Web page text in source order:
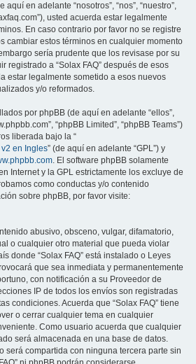
aquí en adelante “nosotros”, “nos”, “nuestro”,
usted acuerda estar legalmente
En caso contrario por favor no se registre
cambiar estos términos en cualquier momento
sería prudente que los revisase por su
registrado a “Solax FAQ” después de esos
estar legalmente sometido a esos nuevos
y/o reformados.
por phpBB (de aquí en adelante “ellos”,
“phpBB Limited”, “phpBB Teams”)
liberada bajo la “
en Ingles” (de aquí en adelante “GPL”) y
. El software phpBB solamente
Internet y la GPL estrictamente los excluye de
como conductas y/o contenido
sobre phpBB, por favor visite:
abusivo, obsceno, vulgar, difamatorio,
o cualquier otro material que pueda violar
donde “Solax FAQ” está instalado o Leyes
que sea inmediata y permanentemente
con notificación a su Proveedor de
IP de todos los envíos son registradas
condiciones. Acuerda que “Solax FAQ” tiene
o cerrar cualquier tema en cualquier
Como usuario acuerda que cualquier
será almacenada en una base de datos.
será compartida con ninguna tercera parte sin